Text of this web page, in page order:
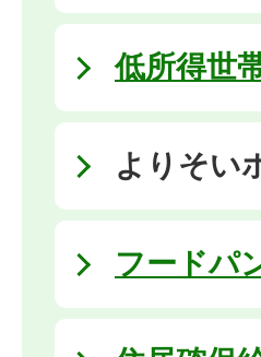
低所得世
よりそい
フードパ